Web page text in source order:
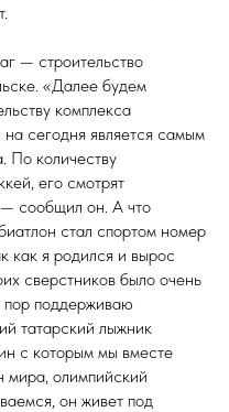
— строительство
«Далее будем
комплекса
сегодня является самым
По количеству
его смотрят
— сообщил он. А что
стал спортом номер
как я родился и вырос
сверстников было очень
пор поддерживаю
татарский лыжник
с которым мы вместе
олимпийский
он живет под